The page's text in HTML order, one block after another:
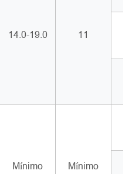
14.0-19.0 11
Mínimo
Mínimo